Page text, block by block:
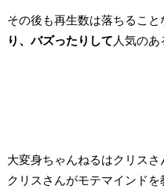
その後も再生数は落ちること
り、バズったりして 人気のあ
大変身ちゃんねるはクリス
クリスさんがモテマインド